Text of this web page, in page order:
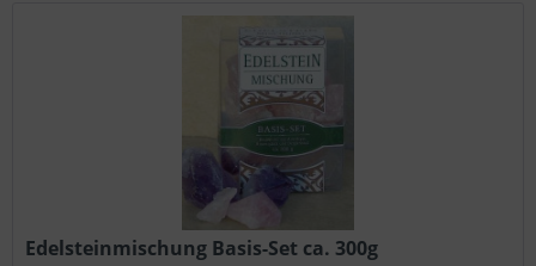
Edelsteinmischung Basis-Set ca. 300g